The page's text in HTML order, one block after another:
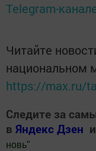
Telegram-
Читайте
национальном
https://max.ru/
Следите за
в Яндекс Дзен и
новь"